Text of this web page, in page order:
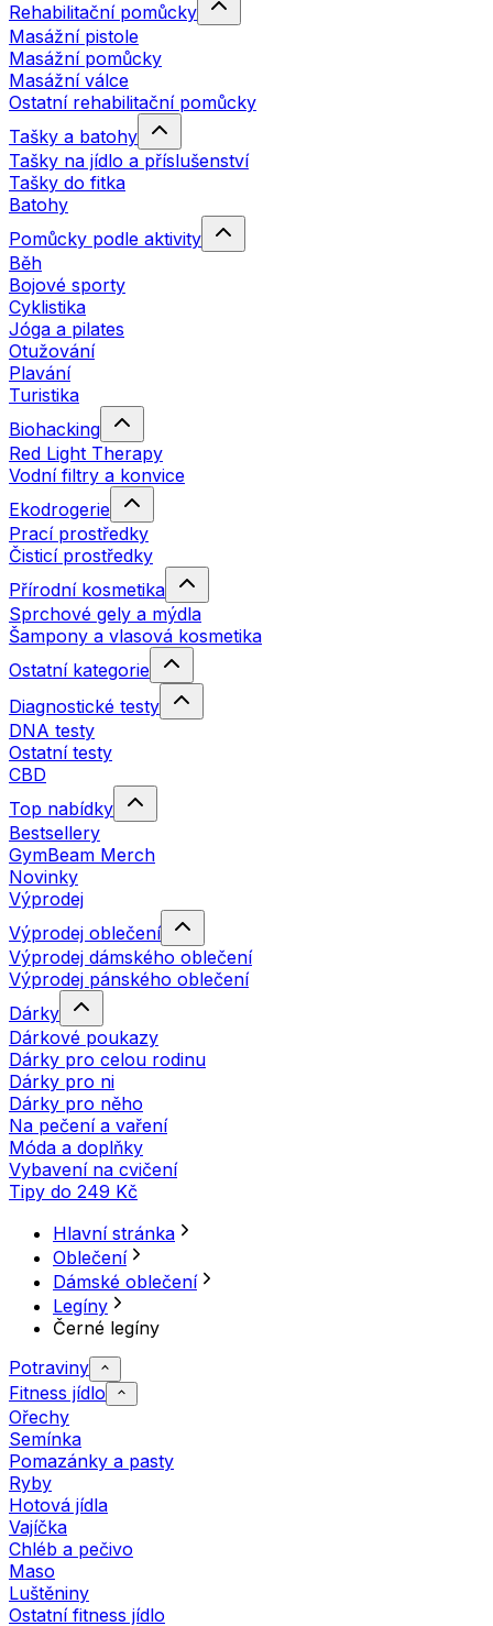
Rehabilitační pomůcky
Masážní pistole
Masážní pomůcky
Masážní válce
Ostatní rehabilitační pomůcky
Tašky a batohy
Tašky na jídlo a příslušenství
Tašky do fitka
Batohy
Pomůcky podle aktivity
Běh
Bojové sporty
Cyklistika
Jóga a pilates
Otužování
Plavání
Turistika
Biohacking
Red Light Therapy
Vodní filtry a konvice
Ekodrogerie
Prací prostředky
Čisticí prostředky
Přírodní kosmetika
Sprchové gely a mýdla
Šampony a vlasová kosmetika
Ostatní kategorie
Diagnostické testy
DNA testy
Ostatní testy
CBD
Top nabídky
Bestsellery
GymBeam Merch
Novinky
Výprodej
Výprodej oblečení
Výprodej dámského oblečení
Výprodej pánského oblečení
Dárky
Dárkové poukazy
Dárky pro celou rodinu
Dárky pro ni
Dárky pro něho
Na pečení a vaření
Móda a doplňky
Vybavení na cvičení
Tipy do 249 Kč
Hlavní stránka
Oblečení
Dámské oblečení
Legíny
Černé legíny
Potraviny
Fitness jídlo
Ořechy
Semínka
Pomazánky a pasty
Ryby
Hotová jídla
Vajíčka
Chléb a pečivo
Maso
Luštěniny
Ostatní fitness jídlo